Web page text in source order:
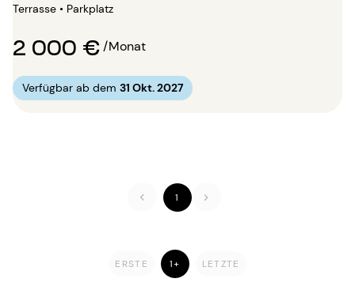
Terrasse • Parkplatz
2 000 €/Monat
Verfügbar ab dem 31 Okt. 2027
1
ERSTE 1+ LETZTE